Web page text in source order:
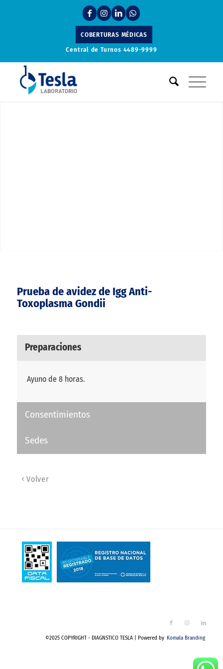
COBERTURAS MÉDICAS
Central de Turnos 4489-9999
Prueba de avidez de Igg Anti-
Toxoplasma Gondii
Preparaciones
Ayuno de 8 horas.
Consentimientos
Sedes
Volver
©2025 COPYRIGHT - DIAGNSTICO TESLA | Powered by Komala Branding